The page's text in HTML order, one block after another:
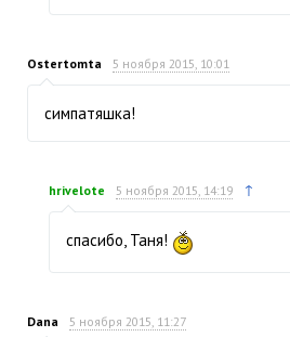
Ostertomta 5 ноября 2015, 10:01
симпатяшка!
hrivelote 5 ноября 2015, 14:19 ↑
спасибо, Таня!
Dana 5 ноября 2015, 11:27